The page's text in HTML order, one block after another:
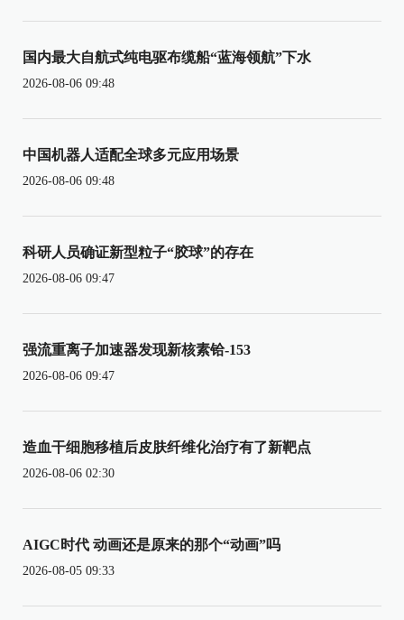
国内最大自航式纯电驱布缆船“蓝海领航”下水
2026-08-06 09:48
中国机器人适配全球多元应用场景
2026-08-06 09:48
科研人员确证新型粒子“胶球”的存在
2026-08-06 09:47
强流重离子加速器发现新核素铪-153
2026-08-06 09:47
造血干细胞移植后皮肤纤维化治疗有了新靶点
2026-08-06 02:30
AIGC时代 动画还是原来的那个“动画”吗
2026-08-05 09:33